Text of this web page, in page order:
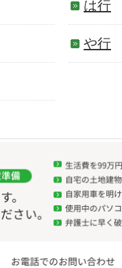
は行
や行